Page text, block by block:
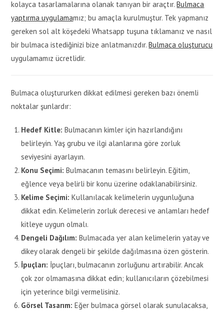
kolayca tasarlamalarına olanak tanıyan bir araçtır.Bulmaca
yaptırma uygulamamız; bu amaçla kurulmuştur. Tek yapmanız
gereken sol alt köşedeki Whatsapp tuşuna tıklamanız ve nasıl
bir bulmaca istediğinizi bize anlatmanızdır.Bulmaca oluşturucu
uygulamamız ücretlidir.
Bulmaca oluştururken dikkat edilmesi gereken bazı önemli
noktalar şunlardır:
Hedef Kitle: Bulmacanın kimler için hazırlandığını
belirleyin. Yaş grubu ve ilgi alanlarına göre zorluk
seviyesini ayarlayın.
Konu Seçimi: Bulmacanın temasını belirleyin. Eğitim,
eğlence veya belirli bir konu üzerine odaklanabilirsiniz.
Kelime Seçimi: Kullanılacak kelimelerin uygunluğuna
dikkat edin. Kelimelerin zorluk derecesi ve anlamları hedef
kitleye uygun olmalı.
Dengeli Dağılım: Bulmacada yer alan kelimelerin yatay ve
dikey olarak dengeli bir şekilde dağılmasına özen gösterin.
İpuçları: İpuçları, bulmacanın zorluğunu artırabilir. Ancak
çok zor olmamasına dikkat edin; kullanıcıların çözebilmesi
için yeterince bilgi vermelisiniz.
Görsel Tasarım: Eğer bulmaca görsel olarak sunulacaksa,